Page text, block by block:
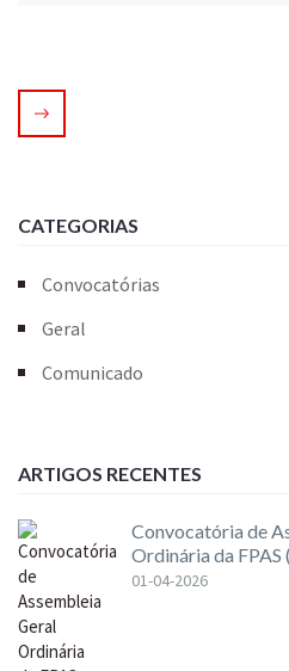
CATEGORIAS
Convocatórias
Geral
Comunicado
ARTIGOS RECENTES
Convocatória de
Ordinária da
01-04-2026